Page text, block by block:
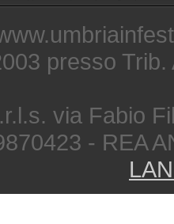
presso
via Fabio
- REA